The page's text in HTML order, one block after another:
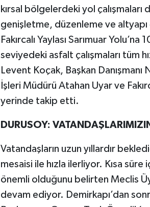
kırsal bölgelerdeki yol
genişletme, düzenleme ve altyapı
Fakırcalı Yaylası Sarımuar
seviyedeki asfalt çalışmaları tüm
Levent Koçak, Başkan
İşleri Müdürü Atahan Uyar ve
yerinde takip etti.
DURUSOY:
Vatandaşların uzun yıllardır
mesaisi ile hızla ilerliyor. Kısa süre
önemli olduğunu belirten Meclis
devam ediyor. Demirkapı’dan